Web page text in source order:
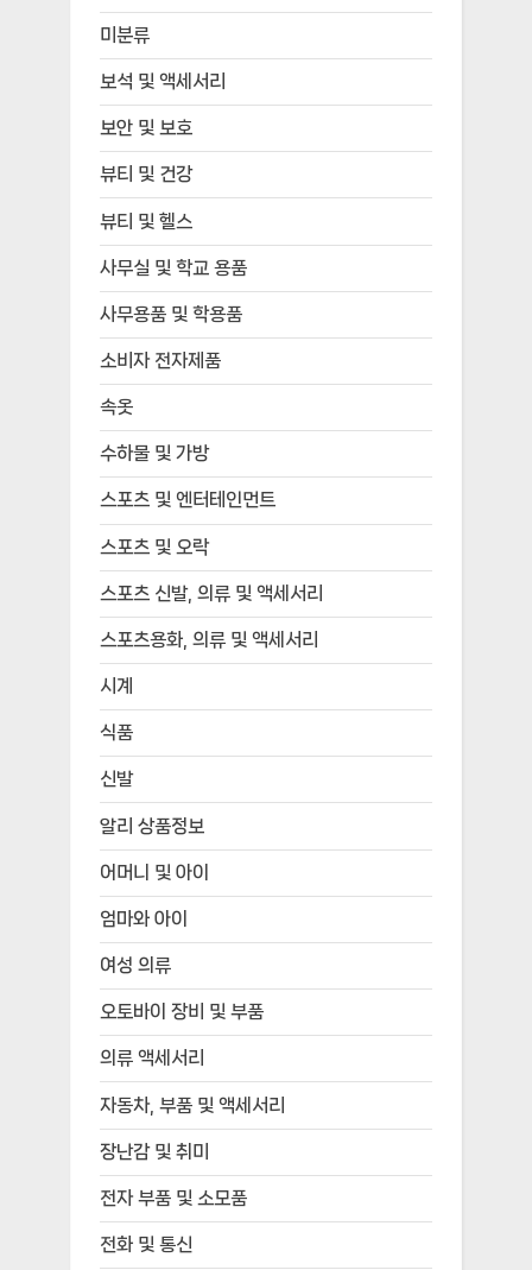
미분류
보석 및 액세서리
보안 및 보호
뷰티 및 건강
뷰티 및 헬스
사무실 및 학교 용품
사무용품 및 학용품
소비자 전자제품
속옷
수하물 및 가방
스포츠 및 엔터테인먼트
스포츠 및 오락
스포츠 신발, 의류 및 액세서리
스포츠용화, 의류 및 액세서리
시계
식품
신발
알리 상품정보
어머니 및 아이
엄마와 아이
여성 의류
오토바이 장비 및 부품
의류 액세서리
자동차, 부품 및 액세서리
장난감 및 취미
전자 부품 및 소모품
전화 및 통신